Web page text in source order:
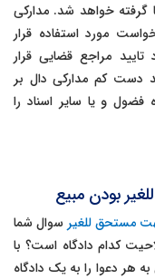
گرفته خواهد شد. مدارکی
مورد استفاده قرار
مراجع قضایی قرار
دست کم مدارکی دال بر
و یا سایر اسناد را
بودن مبیع
مستحق للغیر سوال شما
کدام دادگاه است؟ با
هر دعوا را به یک دادگاه